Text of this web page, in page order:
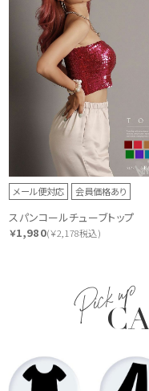
メール便対応 会員価格あり
スパンコールチューブトップ
￥1,980(￥2,178税込)
Pick up